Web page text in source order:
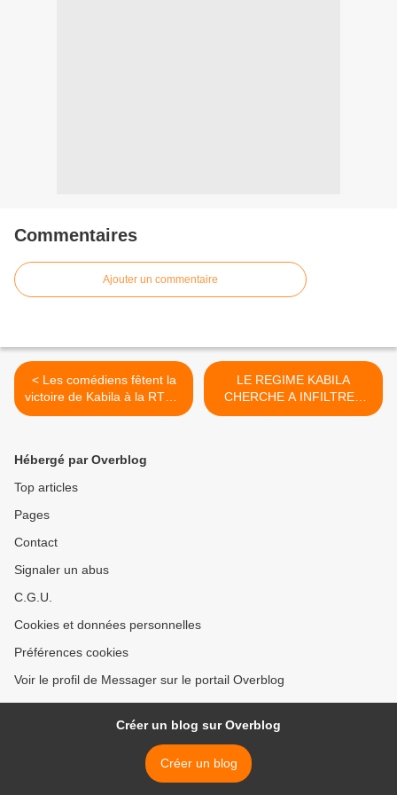
Commentaires
Ajouter un commentaire
< Les comédiens fêtent la
victoire de Kabila à la RTNC
!!!
LE REGIME KABILA
CHERCHE A INFILTRER
LES PATRIOTES >
Hébergé par Overblog
Top articles
Pages
Contact
Signaler un abus
C.G.U.
Cookies et données personnelles
Préférences cookies
Voir le profil de Messager sur le portail Overblog
Créer un blog sur Overblog
Créer un blog